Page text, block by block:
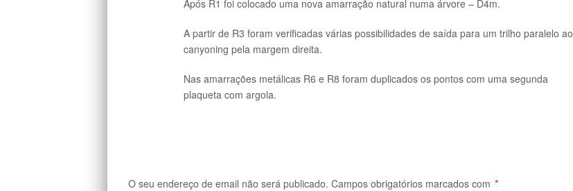
Após R1 foi colocado uma nova amarração natural numa árvore – D4m.
A partir de R3 foram verificadas várias possibilidades de saída para um trilho paralelo ao
canyoning pela margem direita.
Nas amarrações metálicas R6 e R8 foram duplicados os pontos com uma segunda
plaqueta com argola.
O seu endereço de email não será publicado. Campos obrigatórios marcados com *